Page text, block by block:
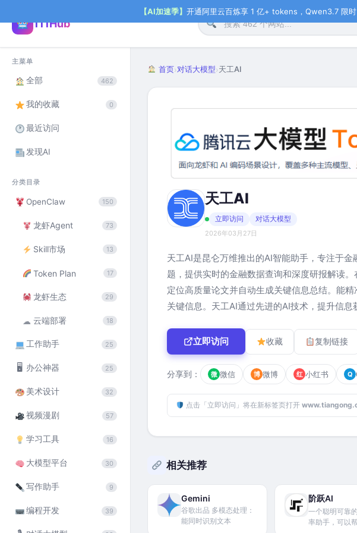
【AI加速季】 开通阿里云百炼享 1 亿+ tokens，Qwen3.7 限
111Hub
主菜单
全部 462
我的收藏 0
最近访问
发现AI
分类目录
OpenClaw 150
龙虾Agent 73
Skill市场 13
Token Plan 17
龙虾生态 29
☁ 云端部署 18
工作助手 25
🖥 办公神器 25
美术设计 32
视频漫剧 57
学习工具 16
大模型平台 30
写作助手 9
编程开发 39
首页›对话大模型›天工AI
天工AI
立即访问 对话大模型
2026年03月27日
天工AI是昆仑万维推出的AI智能助手，专注于
题，提供实时的金融数据查询和深度研报解读
定位高质量论文并自动生成关键信息总结。能
关键信息。天工AI通过先进的AI技术，提升信息
立即访问 收藏 复制链接
分享到： 微 微信 博 微博 红 小红书 Q
点击「立即访问」将在新标签页打开
相关推荐
Gemini
谷歌出品 多模态处理：
能同时识别文本
阶跃AI
一个聪明可靠
率助手，可以